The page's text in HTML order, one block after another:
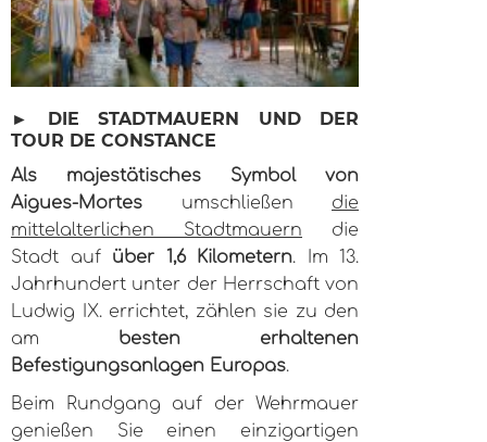
► DIE STADTMAUERN UND DER
TOUR DE CONSTANCE
Als majestätisches Symbol von
Aigues-Mortes umschließen die
mittelalterlichen Stadtmauern die
Stadt auf über 1,6 Kilometern. Im 13.
Jahrhundert unter der Herrschaft von
Ludwig IX. errichtet, zählen sie zu den
am besten erhaltenen
Befestigungsanlagen Europas.
Beim Rundgang auf der Wehrmauer
genießen Sie einen einzigartigen